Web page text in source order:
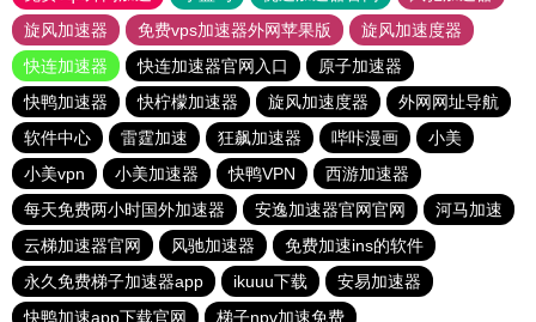
旋风加速器
免费vps加速器外网苹果版
旋风加速度器
快连加速器
快连加速器官网入口
原子加速器
快鸭加速器
快柠檬加速器 旋风加速度器
外网网址导航
软件中心
雷霆加速 狂飙加速器 哔咔漫画
小美
小美vpn
小美加速器 快鸭VPN
西游加速器
每天免费两小时国外加速器
安逸加速器官网官网
河马加速
云梯加速器官网
风驰加速器
免费加速ins的软件
永久免费梯子加速器app
ikuuu下载
安易加速器
快鸭加速app下载官网
梯子npv加速免费